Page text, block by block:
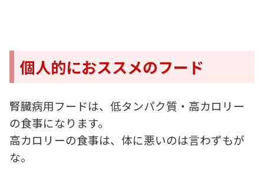
個人的におススメのフード
腎臓病用フードは、低タンパク質・高カロリー
の食事になります。
高カロリーの食事は、体に悪いのは言わずもが
な。